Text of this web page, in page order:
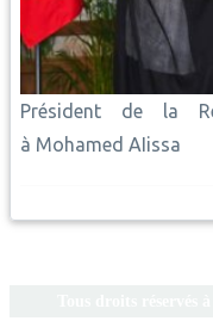
Président de la
à Mohamed AIissa